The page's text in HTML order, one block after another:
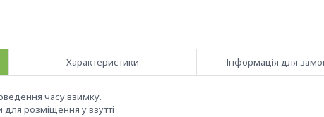
Характеристики Інформація для
часу взимку.
для розміщення у взутті